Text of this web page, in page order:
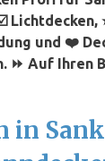
Lichtdecken,
und ❤️
⏩ Auf Ihren
in